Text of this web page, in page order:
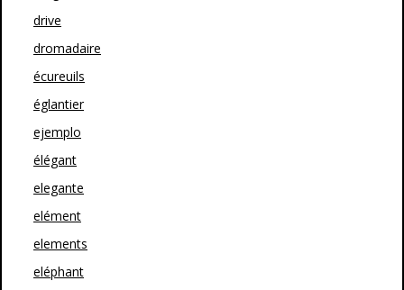
drive
dromadaire
écureuils
églantier
ejemplo
élégant
elegante
elément
elements
eléphant